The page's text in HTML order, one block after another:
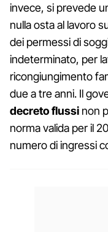
invece, si prevede
nulla osta al lavoro
dei permessi di
indeterminato, per
ricongiungimento
due a tre anni. Il
decreto flussi non
norma valida per il
numero di ingressi